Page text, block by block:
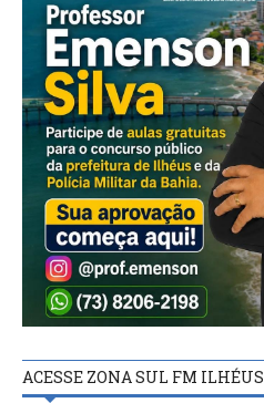
ACESSE ZONA SUL FM ILHÉUS